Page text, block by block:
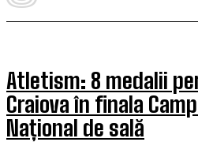
Atletism: 8 medalii
Craiova în finala
Național de sală